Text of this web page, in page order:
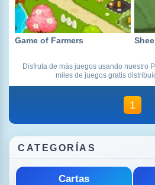
Game of Farmers
Disfruta de más juegos usando nuestro
miles de juegos gratis
1
CATEGORÍAS
Cartas